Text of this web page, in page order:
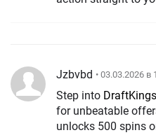
Jzbvbd • 03.03.2026 в
Step into
for unbeatable
unlocks 500 spins